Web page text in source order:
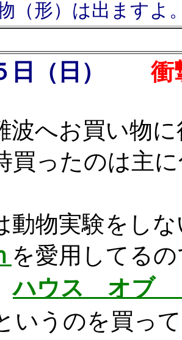
（形）は出ますよ
日（日） 衝撃
へお買い物に
ったのは主
物実験をしな
を愛用してる
ハウス オブ
いうのを買っ